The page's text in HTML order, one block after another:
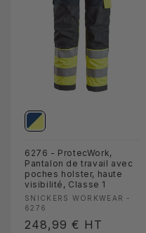
6276 - ProtecWork,
Pantalon de travail avec
poches holster, haute
visibilité, Classe 1
Fournisseur :
SNICKERS WORKWEAR -
6276
Prix
248,99 € HT